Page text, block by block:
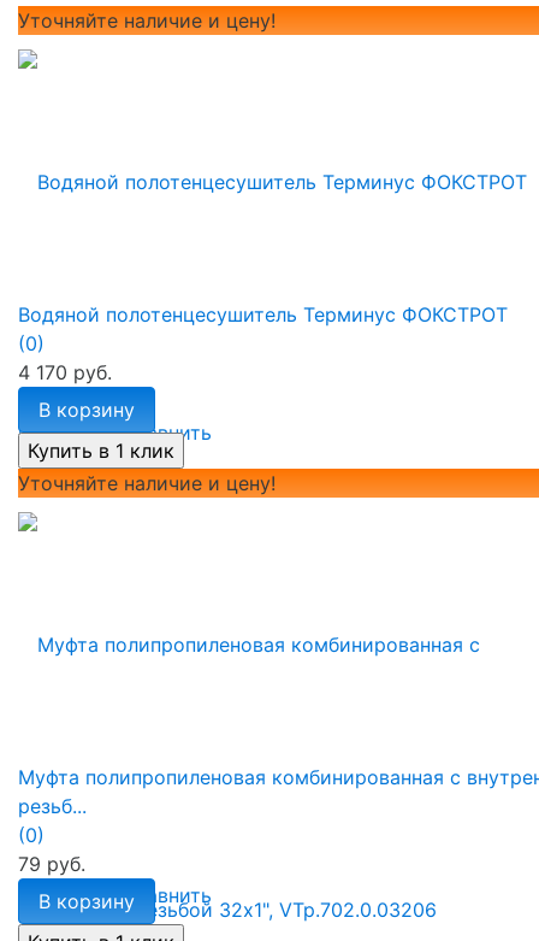
Уточняйте наличие и цену!
избранное сравнить
Водяной полотенцесушитель Терминус ФОКСТРОТ
(0)
4 170 руб.
В корзину
Уточняйте наличие и цену!
избранное сравнить
Муфта полипропиленовая комбинированная с
резьб...
(0)
79 руб.
В корзину